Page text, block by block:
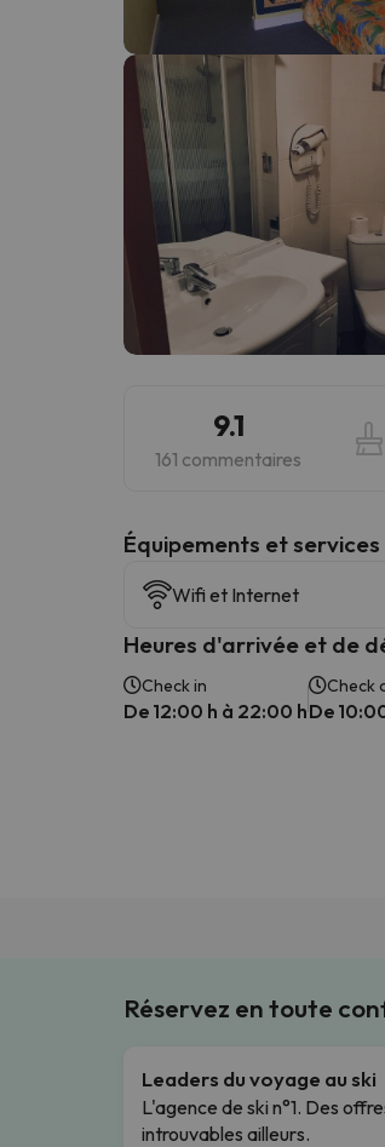
Il semble que notre
9.1
161 commentaires
​Équipements et services
Wifi et Internet
Heures d'arrivée et de
Check in
De 12:00 h à 22:00 h
Check
De
Réservez en toute
Leaders du voyage au ski
L'agence de ski n°1. Des
introuvables ailleurs.